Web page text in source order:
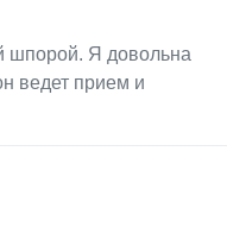
шпорой. Я довольна
ведет прием и